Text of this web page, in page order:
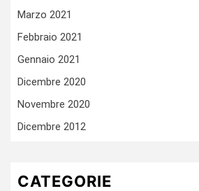
Marzo 2021
Febbraio 2021
Gennaio 2021
Dicembre 2020
Novembre 2020
Dicembre 2012
CATEGORIE